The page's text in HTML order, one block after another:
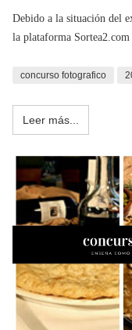
Debido a la situación del
la plataforma
concurso fotografico
Leer más...